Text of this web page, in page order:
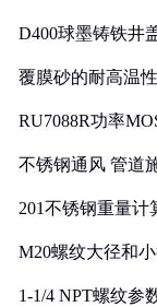
D400球墨铸铁井
覆膜砂的耐高温
RU7088R功率
不锈钢通风 管道
201不锈钢重量计
M20螺纹大径和
1-1/4 NPT螺纹参